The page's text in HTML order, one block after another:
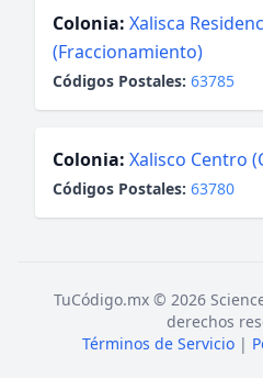
Colonia: Xalisca
(Fraccionamiento)
Códigos Postales: 63785
Colonia: Xalisco Centro
Códigos Postales: 63780
TuCódigo.mx © 2026
derechos
Términos de Servicio |